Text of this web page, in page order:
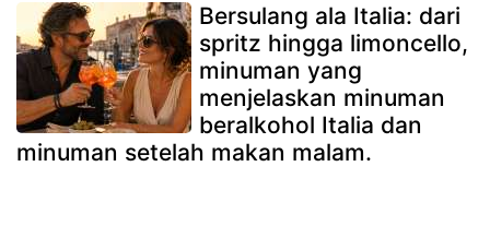
Bersulang ala Italia: dari
spritz hingga limoncello,
minuman yang
menjelaskan minuman
beralkohol Italia dan
minuman setelah makan malam.